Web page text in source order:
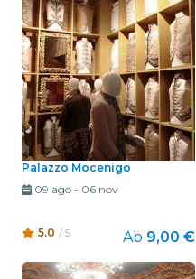
Palazzo Mocenigo
09 ago- 06 nov
5.0 / 5 Ab 9,00 €